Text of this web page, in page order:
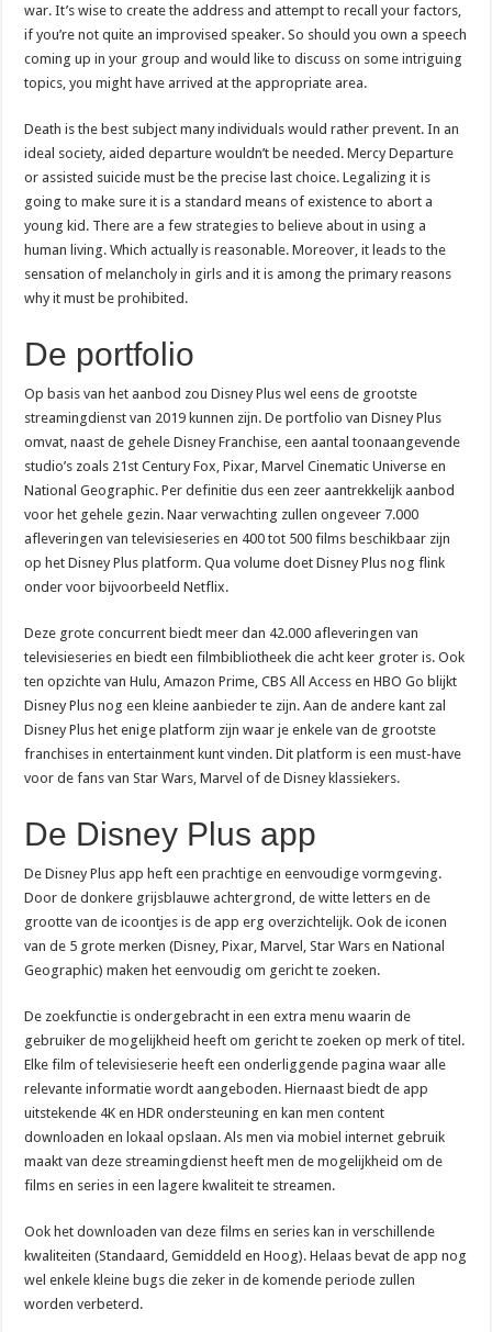
war. It’s wise to create the address and attempt to recall your factors,
if you’re not quite an improvised speaker. So should you own a speech
coming up in your group and would like to discuss on some intriguing
topics, you might have arrived at the appropriate area.
Death is the best subject many individuals would rather prevent. In an
ideal society, aided departure wouldn’t be needed. Mercy Departure
or assisted suicide must be the precise last choice. Legalizing it is
going to make sure it is a standard means of existence to abort a
young kid. There are a few strategies to believe about in using a
human living. Which actually is reasonable. Moreover, it leads to the
sensation of melancholy in girls and it is among the primary reasons
why it must be prohibited.
De portfolio
Op basis van het aanbod zou Disney Plus wel eens de grootste
streamingdienst van 2019 kunnen zijn. De portfolio van Disney Plus
omvat, naast de gehele Disney Franchise, een aantal toonaangevende
studio’s zoals 21st Century Fox, Pixar, Marvel Cinematic Universe en
National Geographic. Per definitie dus een zeer aantrekkelijk aanbod
voor het gehele gezin. Naar verwachting zullen ongeveer 7.000
afleveringen van televisieseries en 400 tot 500 films beschikbaar zijn
op het Disney Plus platform. Qua volume doet Disney Plus nog flink
onder voor bijvoorbeeld Netflix.
Deze grote concurrent biedt meer dan 42.000 afleveringen van
televisieseries en biedt een filmbibliotheek die acht keer groter is. Ook
ten opzichte van Hulu, Amazon Prime, CBS All Access en HBO Go blijkt
Disney Plus nog een kleine aanbieder te zijn. Aan de andere kant zal
Disney Plus het enige platform zijn waar je enkele van de grootste
franchises in entertainment kunt vinden. Dit platform is een must-have
voor de fans van Star Wars, Marvel of de Disney klassiekers.
De Disney Plus app
De Disney Plus app heft een prachtige en eenvoudige vormgeving.
Door de donkere grijsblauwe achtergrond, de witte letters en de
grootte van de icoontjes is de app erg overzichtelijk. Ook de iconen
van de 5 grote merken (Disney, Pixar, Marvel, Star Wars en National
Geographic) maken het eenvoudig om gericht te zoeken.
De zoekfunctie is ondergebracht in een extra menu waarin de
gebruiker de mogelijkheid heeft om gericht te zoeken op merk of titel.
Elke film of televisieserie heeft een onderliggende pagina waar alle
relevante informatie wordt aangeboden. Hiernaast biedt de app
uitstekende 4K en HDR ondersteuning en kan men content
downloaden en lokaal opslaan. Als men via mobiel internet gebruik
maakt van deze streamingdienst heeft men de mogelijkheid om de
films en series in een lagere kwaliteit te streamen.
Ook het downloaden van deze films en series kan in verschillende
kwaliteiten (Standaard, Gemiddeld en Hoog). Helaas bevat de app nog
wel enkele kleine bugs die zeker in de komende periode zullen
worden verbeterd.